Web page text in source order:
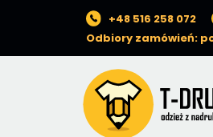
+48 516 258 072
Odbiory zamówień: